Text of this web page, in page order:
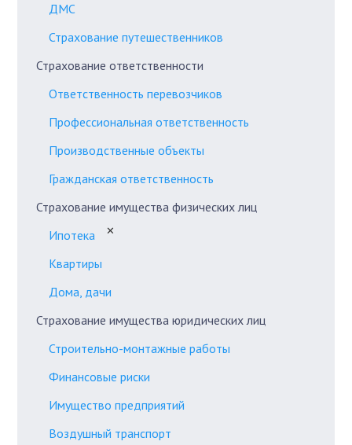
ДМС
Страхование путешественников
Страхование ответственности
Ответственность перевозчиков
Профессиональная ответственность
Производственные объекты
Гражданская ответственность
Страхование имущества физических лиц
Ипотека
✕
Квартиры
Дома, дачи
Страхование имущества юридических лиц
Строительно-монтажные работы
Финансовые риски
Имущество предприятий
Воздушный транспорт